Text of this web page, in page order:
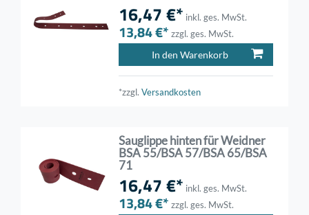
16,47 €* inkl. ges. MwSt.
13,84 €* zzgl. ges. MwSt.
In den Warenkorb
*zzgl.Versandkosten
Sauglippe hinten für Weidner
BSA 55/BSA 57/BSA 65/BSA
71
16,47 €* inkl. ges. MwSt.
13,84 €* zzgl. ges. MwSt.